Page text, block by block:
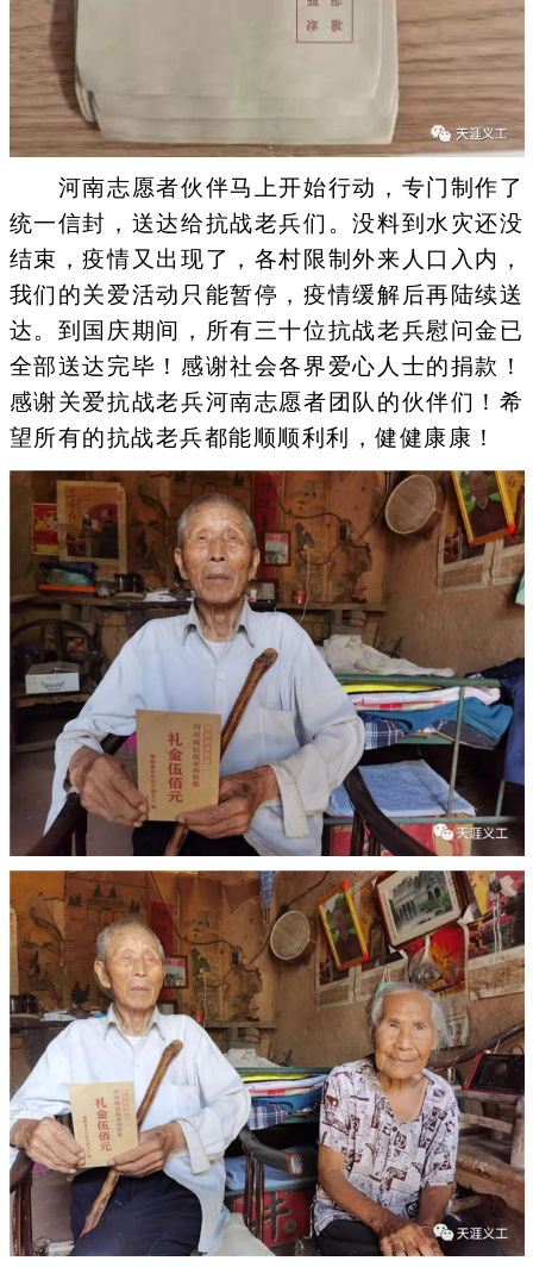
河南志愿者伙伴马上开始行动，专门制作了
统一信封，送达给抗战老兵们。没料到水灾还没
结束，疫情又出现了，各村限制外来人口入内，
我们的关爱活动只能暂停，疫情缓解后再陆续送
达。到国庆期间，所有三十位抗战老兵慰问金已
全部送达完毕！感谢社会各界爱心人士的捐款！
感谢关爱抗战老兵河南志愿者团队的伙伴们！希
望所有的抗战老兵都能顺顺利利，健健康康！